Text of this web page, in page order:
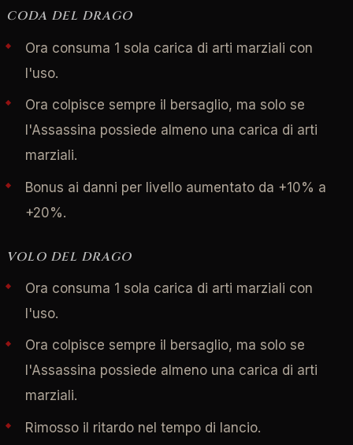
CODA DEL DRAGO
Ora consuma 1 sola carica di arti marziali con
l'uso.
Ora colpisce sempre il bersaglio, ma solo se
l'Assassina possiede almeno una carica di arti
marziali.
Bonus ai danni per livello aumentato da +10% a
+20%.
VOLO DEL DRAGO
Ora consuma 1 sola carica di arti marziali con
l'uso.
Ora colpisce sempre il bersaglio, ma solo se
l'Assassina possiede almeno una carica di arti
marziali.
Rimosso il ritardo nel tempo di lancio.